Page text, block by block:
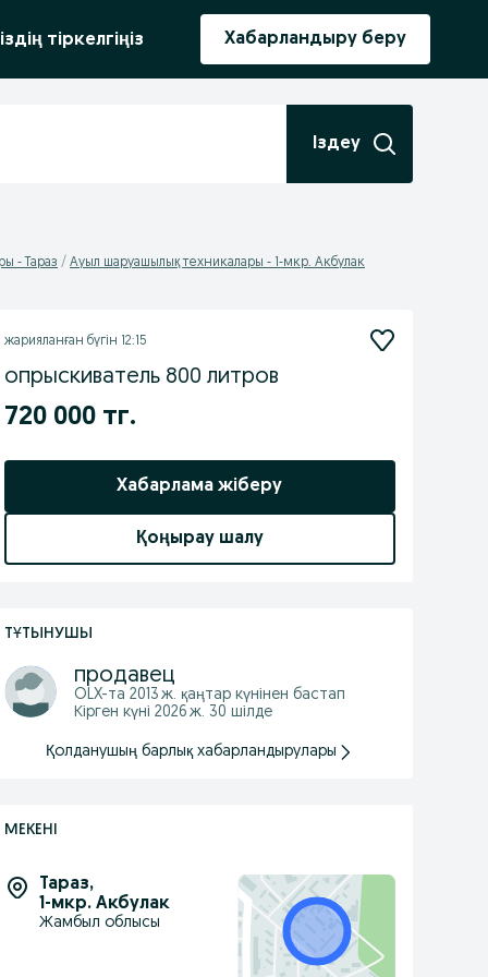
тіркелгіңіз Хабарландыру беру
Іздеу
- Тараз Ауыл шаруашылық техникалары - 1-мкр. Акбулак
жарияланған бүгін 12:15
опрыскиватель 800 литров
720 000 тг.
Хабарлама жіберу
Қоңырау шалу
ТҰТЫНУШЫ
продавец
OLX-та 2013 ж. қаңтаркүнінен бастап
Кірген күні 2026 ж. 30 шілде
Қолданушың барлық хабарландырулары
МЕКЕНІ
Тараз,
1-мкр. Акбулак
Жамбыл облысы